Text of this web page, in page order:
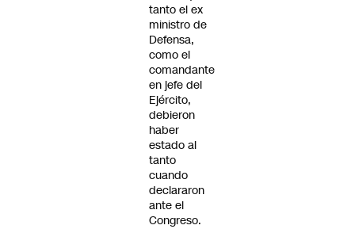
tanto el ex
ministro de
Defensa,
como el
comandante
en jefe del
Ejército,
debieron
haber
estado al
tanto
cuando
declararon
ante el
Congreso.